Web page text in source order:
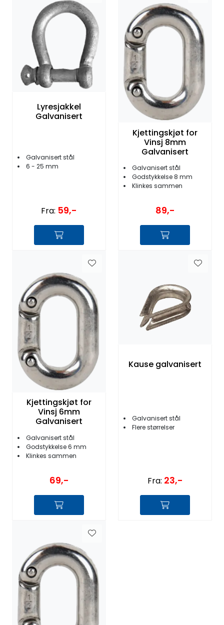
Lyresjakkel
Galvanisert
Galvanisert stål
6 - 25 mm
Fra: 59,-
Kjettingskjøt for
Vinsj 8mm
Galvanisert
Galvanisert stål
Godstykkelse 8 mm
Klinkes sammen
89,-
Kjettingskjøt for
Vinsj 6mm
Galvanisert
Galvanisert stål
Godstykkelse 6 mm
Klinkes sammen
69,-
Kause galvanisert
Galvanisert stål
Flere størrelser
Fra: 23,-